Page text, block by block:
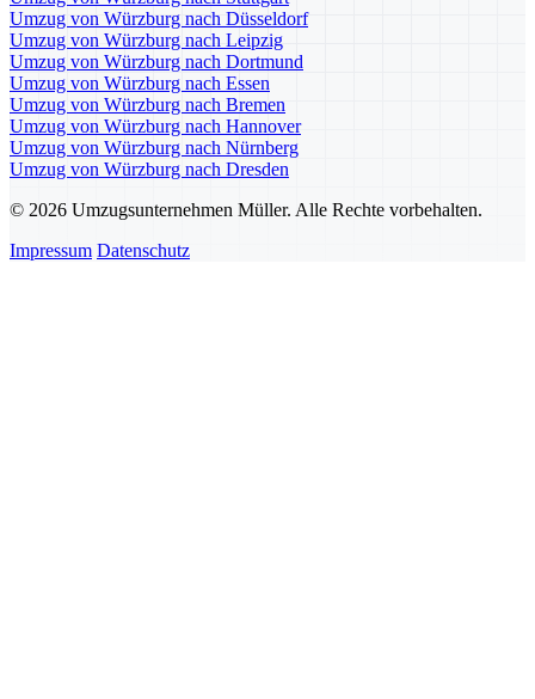
Umzug von Würzburg nach Düsseldorf
Umzug von Würzburg nach Leipzig
Umzug von Würzburg nach Dortmund
Umzug von Würzburg nach Essen
Umzug von Würzburg nach Bremen
Umzug von Würzburg nach Hannover
Umzug von Würzburg nach Nürnberg
Umzug von Würzburg nach Dresden
© 2026 Umzugsunternehmen Müller. Alle Rechte vorbehalten.
Impressum Datenschutz